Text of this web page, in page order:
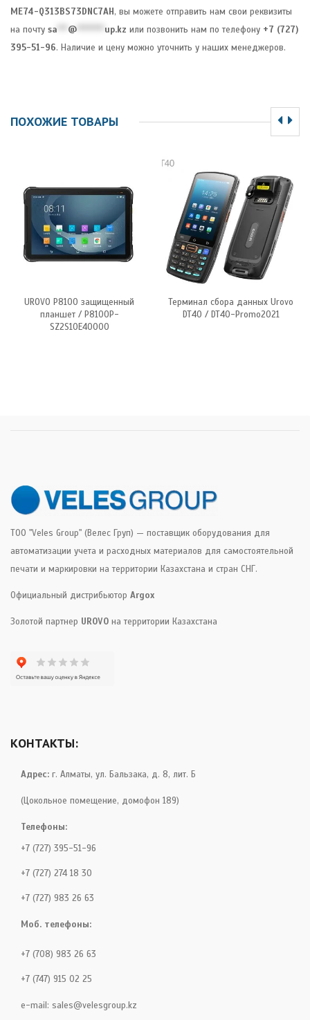
ME74-Q313BS73DNC7AH, вы можете отправить нам свои реквизиты
на почту sa @ ******** up.kz или позвонить нам по телефону +7 (727)
395-51-96. Наличие и цену можно уточнить у наших менеджеров.
ПОХОЖИЕ ТОВАРЫ
UROVO P8100 защищенный
планшет / P8100P-
SZ2S10E40000
Терминал сбора данных Urovo
DT40 / DT40-Promo2021
ТОО "Veles Group" (Велес Груп) — поставщик оборудования для
автоматизации учета и расходных материалов для самостоятельной
печати и маркировки на территории Казахстана и стран СНГ.
Официальный дистрибьютор Argox
Золотой партнер UROVO на территории Казахстана
КОНТАКТЫ:
Адрес: г. Алматы, ул. Бальзака, д. 8, лит. Б
(Цокольное помещение, домофон 189)
Телефоны:
+7 (727) 395-51-96
+7 (727) 274 18 30
+7 (727) 983 26 63
Моб. телефоны:
+7 (708) 983 26 63
+7 (747) 915 02 25
e-mail: sales@velesgroup.kz